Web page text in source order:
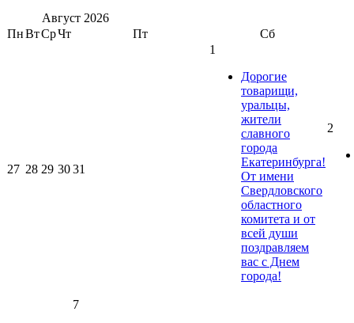
Август 2026
ПнВтСрЧт Пт Сб
27 28 29 3031
1
Дорогие
товарищи,
уральцы,
жители
славного
города
Екатеринбурга!
От имени
Свердловского
областного
комитета и от
всей души
поздравляем
вас с Днем
города!
2
7